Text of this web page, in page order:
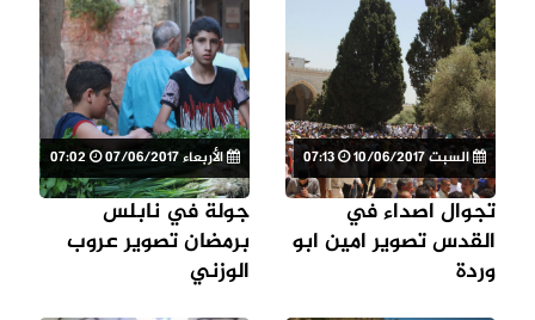
السبت 10/06/2017 07:13
تجوال اصداء في
القدس تصوير امين ابو
وردة
الأربعاء 07/06/2017
جولة في نابلس
برمضان تصوير عروب
الوزني